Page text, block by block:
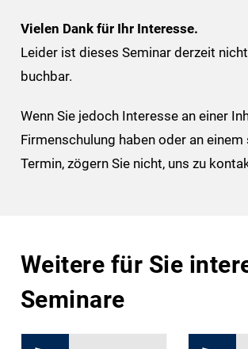
Vielen Dank für Ihr Interesse.
Leider ist dieses Seminar derzeit
buchbar.
Wenn Sie jedoch Interesse an einer
Firmenschulung haben oder an einem
Termin, zögern Sie nicht, uns zu
Weitere für Sie
Seminare